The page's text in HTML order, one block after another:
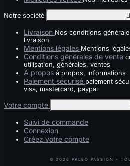
Notre société 
Livraison Nos conditions
livraison
Mentions légales Mentions
Conditions générales de vente
utilisation, générales, ventes
À propos à propos, informations
Paiement sécurisé paiement
visa, mastercard, paypal
Votre compte
Suivi de commande
Connexion
Créez votre compte